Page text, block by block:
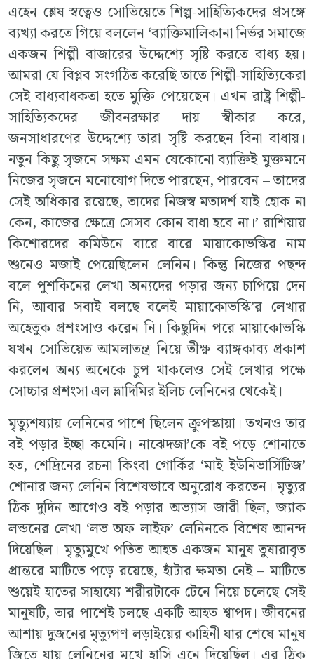
এহেন শ্লেষ স্বত্বেও সোভিয়েতে শিল্প-সাহিত্যিকদের প্রসঙ্গে
ব্যখ্যা করতে গিয়ে বললেন ‘ব্যাক্তিমালিকানা নির্ভর সমাজে
একজন শিল্পী বাজারের উদ্দেশ্যে সৃষ্টি করতে বাধ্য হয়।
আমরা যে বিপ্লব সংগঠিত করেছি তাতে শিল্পী-সাহিত্যিকেরা
সেই বাধ্যবাধকতা হতে মুক্তি পেয়েছেন। এখন রাষ্ট্র শিল্পী-
সাহিত্যিকদের জীবনরক্ষার দায় স্বীকার করে,
জনসাধারণের উদ্দেশ্যে তারা সৃষ্টি করছেন বিনা বাধায়।
নতুন কিছু সৃজনে সক্ষম এমন যেকোনো ব্যাক্তিই মুক্তমনে
নিজের সৃজনে মনোযোগ দিতে পারছেন, পারবেন – তাদের
সেই অধিকার রয়েছে, তাদের নিজস্ব মতাদর্শ যাই হোক না
কেন, কাজের ক্ষেত্রে সেসব কোন বাধা হবে না।’ রাশিয়ায়
কিশোরদের কমিউনে বারে বারে মায়াকোভস্কির নাম
শুনেও মজাই পেয়েছিলেন লেনিন। কিন্তু নিজের পছন্দ
বলে পুশকিনের লেখা অন্যদের পড়ার জন্য চাপিয়ে দেন
নি, আবার সবাই বলছে বলেই মায়াকোভস্কি’র লেখার
অহেতুক প্রশংসাও করেন নি। কিছুদিন পরে মায়াকোভস্কি
যখন সোভিয়েত আমলাতন্ত্র নিয়ে তীক্ষ্ণ ব্যাঙ্গকাব্য প্রকাশ
করলেন অন্য অনেকে চুপ থাকলেও সেই লেখার পক্ষে
সোচ্চার প্রশংসা এল ভ্লাদিমির ইলিচ লেনিনের থেকেই।
মৃত্যুশয্যায় লেনিনের পাশে ছিলেন ক্রুপস্কায়া। তখনও তার
বই পড়ার ইচ্ছা কমেনি। নাঝেদজা’কে বই পড়ে শোনাতে
হত, শেদ্রিনের রচনা কিংবা গোর্কির ‘মাই ইউনিভার্সিটিজ’
শোনার জন্য লেনিন বিশেষভাবে অনুরোধ করতেন। মৃত্যুর
ঠিক দুদিন আগেও বই পড়ার অভ্যাস জারী ছিল, জ্যাক
লন্ডনের লেখা ‘লভ অফ লাইফ’ লেনিনকে বিশেষ আনন্দ
দিয়েছিল। মৃত্যুমুখে পতিত আহত একজন মানুষ তুষারাবৃত
প্রান্তরে মাটিতে পড়ে রয়েছে, হাঁটার ক্ষমতা নেই – মাটিতে
শুয়েই হাতের সাহায্যে শরীরটাকে টেনে নিয়ে চলেছে সেই
মানুষটি, তার পাশেই চলছে একটি আহত শ্বাপদ। জীবনের
আশায় দুজনের মৃত্যুপণ লড়াইয়ের কাহিনী যার শেষে মানুষ